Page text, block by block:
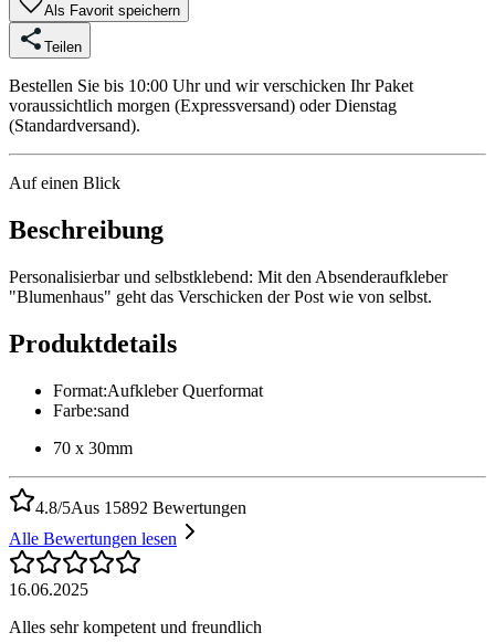
Als Favorit speichern
Teilen
Bestellen Sie bis 10:00 Uhr und wir verschicken Ihr Paket
voraussichtlich morgen (Expressversand) oder Dienstag
(Standardversand).
Auf einen Blick
Beschreibung
Personalisierbar und selbstklebend: Mit den Absenderaufkleber
"Blumenhaus" geht das Verschicken der Post wie von selbst.
Produktdetails
Format:Aufkleber Querformat
Farbe:sand
70 x 30mm
4.8/5Aus 15892 Bewertungen
Alle Bewertungen lesen
16.06.2025
Alles sehr kompetent und freundlich